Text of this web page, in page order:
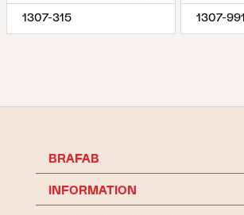
1307-315 1307-991
BRAFAB
INFORMATION